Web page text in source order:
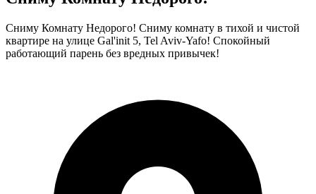
Сниму Комнату Недорого! Сниму комнату в тихой и чистой
квартире на улице Gal'init 5, Tel Aviv-Yafo! Спокойный
работающий парень без вредных привычек!